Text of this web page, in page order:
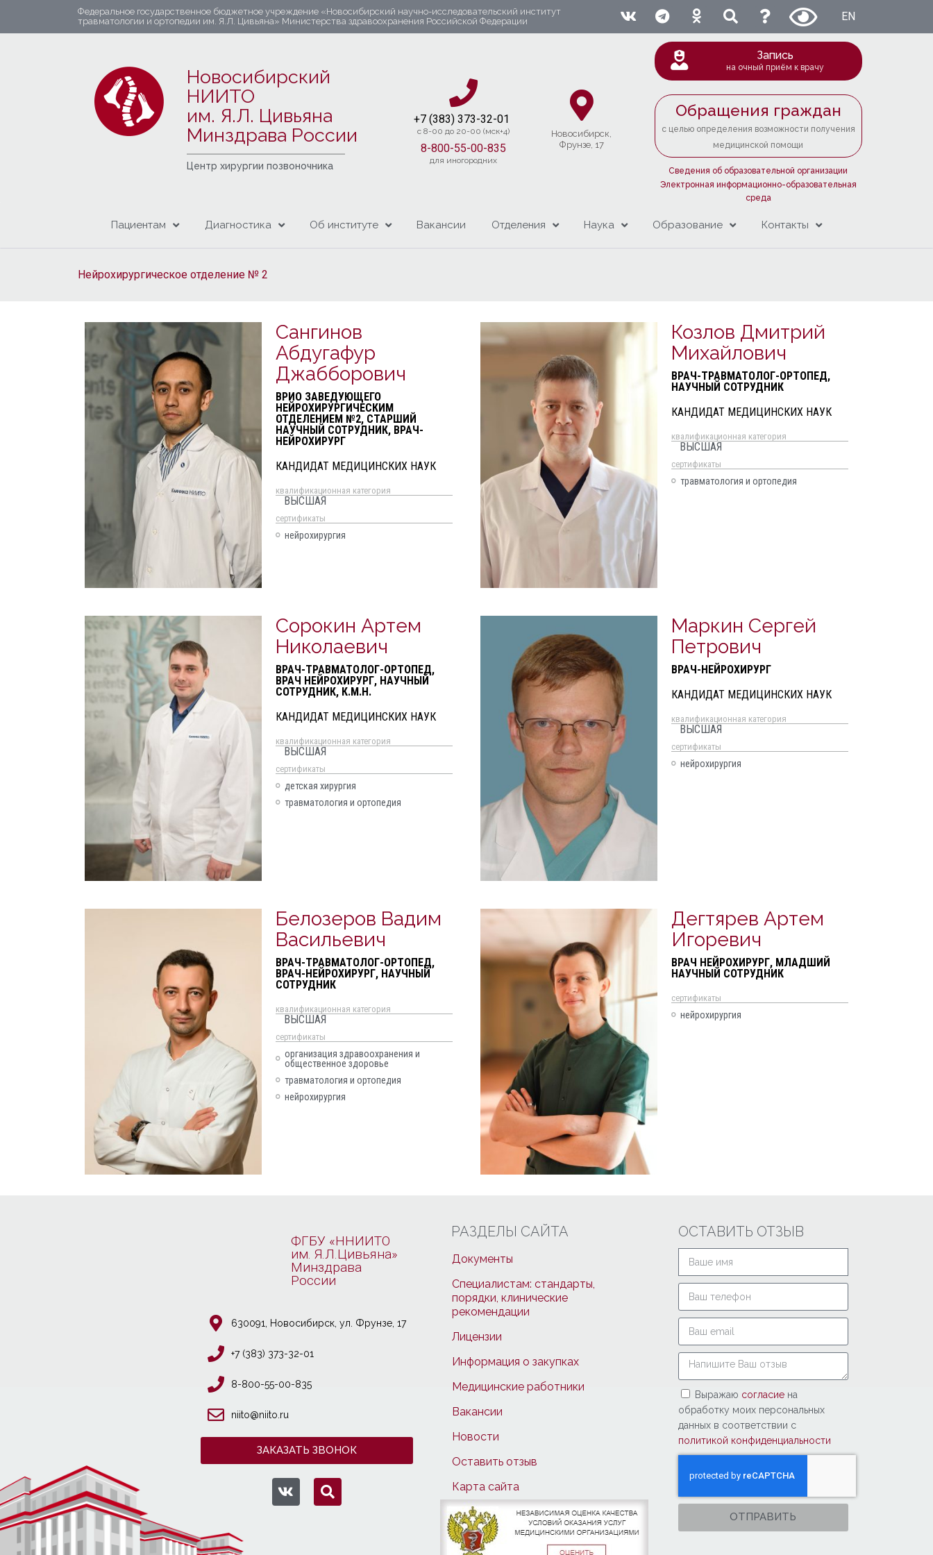
Федеральное государственное бюджетное учреждение «Новосибирский научно-исследовательский институт
травматологии и ортопедии им. Я.Л. Цивьяна» Министерства здравоохранения Российской Федерации
EN
Новосибирский
НИИТО
им. Я.Л. Цивьяна
Минздрава России
Центр хирургии позвоночника
+7 (383) 373-32-01​
c 8-00 до 20-00 (мск+4)
8-800-55-00-835
для иногородних
Новосибирcк,
Фрунзе, 17
Запись
на очный приём к врачу
Обращения граждан
с целью определения возможности получения
медицинской помощи
Сведения об образовательной организации
Электронная информационно-образовательная
среда
Пациентам Диагностика Об институте Вакансии Отделения Наука Образование Контакты
Нейрохирургическое отделение № 2
Сангинов
Абдугафур
Джабборович
ВРИО ЗАВЕДУЮЩЕГО
НЕЙРОХИРУРГИЧЕСКИМ
ОТДЕЛЕНИЕМ №2, СТАРШИЙ
НАУЧНЫЙ СОТРУДНИК, ВРАЧ-
НЕЙРОХИРУРГ
КАНДИДАТ МЕДИЦИНСКИХ НАУК
квалификационная категория
ВЫСШАЯ
cертификаты
нейрохирургия
Козлов Дмитрий
Михайлович
ВРАЧ-ТРАВМАТОЛОГ-ОРТОПЕД,
НАУЧНЫЙ СОТРУДНИК
КАНДИДАТ МЕДИЦИНСКИХ НАУК
квалификационная категория
ВЫСШАЯ
cертификаты
травматология и ортопедия
Сорокин Артем
Николаевич
ВРАЧ-ТРАВМАТОЛОГ-ОРТОПЕД,
ВРАЧ НЕЙРОХИРУРГ, НАУЧНЫЙ
СОТРУДНИК, К.М.Н.
КАНДИДАТ МЕДИЦИНСКИХ НАУК
квалификационная категория
ВЫСШАЯ
cертификаты
детская хирургия
травматология и ортопедия
Маркин Сергей
Петрович
ВРАЧ-НЕЙРОХИРУРГ
КАНДИДАТ МЕДИЦИНСКИХ НАУК
квалификационная категория
ВЫСШАЯ
cертификаты
нейрохирургия
Белозеров Вадим
Васильевич
ВРАЧ-ТРАВМАТОЛОГ-ОРТОПЕД,
ВРАЧ-НЕЙРОХИРУРГ, НАУЧНЫЙ
СОТРУДНИК
квалификационная категория
ВЫСШАЯ
cертификаты
организация здравоохранения и
общественное здоровье
травматология и ортопедия
нейрохирургия
Дегтярев Артем
Игоревич
ВРАЧ НЕЙРОХИРУРГ, МЛАДШИЙ
НАУЧНЫЙ СОТРУДНИК
cертификаты
нейрохирургия
ФГБУ «ННИИТО
им. Я.Л.Цивьяна»
Минздрава
России
630091, Новосибирcк, ул. Фрунзе, 17
+7 (383) 373-32-01
8-800-55-00-835
niito@niito.ru
ЗАКАЗАТЬ ЗВОНОК
РАЗДЕЛЫ САЙТА
Документы
Специалистам: стандарты,
порядки, клинические
рекомендации
Лицензии
Информация о закупках
Медицинские работники
Вакансии
Новости
Оставить отзыв
Карта сайта
ОСТАВИТЬ ОТЗЫВ
Выражаю согласие на
обработку моих персональных
данных в соответствии с
политикой конфиденциальности
ОТПРАВИТЬ